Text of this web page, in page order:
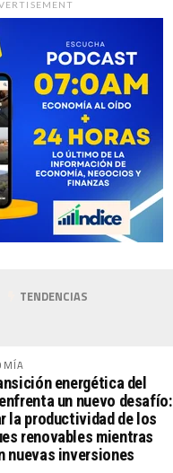
TENDENCIAS
energética del
un nuevo desafío:
la productividad de los
renovables mientras
nuevas inversiones